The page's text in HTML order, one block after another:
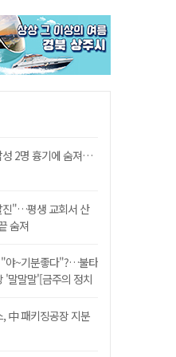
성 2명 흉기에 숨져…
진"…평생 교회서 산
숨져
"야~기분좋다"?…불타
'말말말'[금주의 정치
中 패키징공장 지분